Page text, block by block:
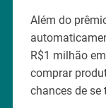
Além do
R$1 milhão
comprar
chances de